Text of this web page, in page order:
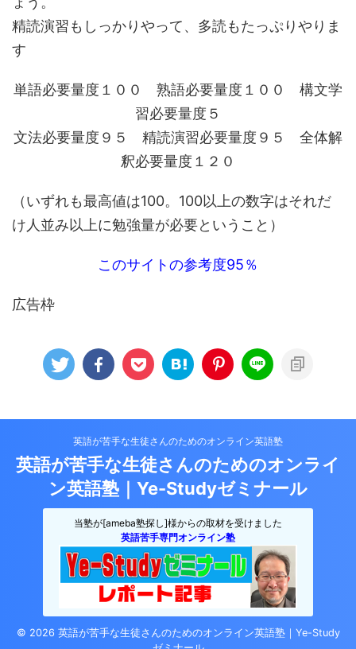
精読演習もしっかりやって、多読もたっぷりやりま
す
単語必要量度１００ 熟語必要量度１００ 構文学
習必要量度５
文法必要量度９５ 精読演習必要量度９５ 全体解
釈必要量度１２０
（いずれも最高値は100。100以上の数字はそれだ
け人並み以上に勉強量が必要ということ）
このサイトの参考度95％
広告枠
英語が苦手な生徒さんのためのオンライン英語塾
英語が苦手な生徒さんのためのオンライ
ン英語塾｜Ye-Studyゼミナール
当塾が[ameba塾探し]様からの取材を受けました
英語苦手専門オンライン塾
© 2026 英語が苦手な生徒さんのためのオンライン英語塾｜Ye-Study